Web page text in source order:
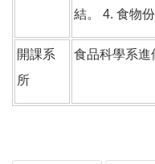
結。 4. 食物
開課系
所
食品科學系進